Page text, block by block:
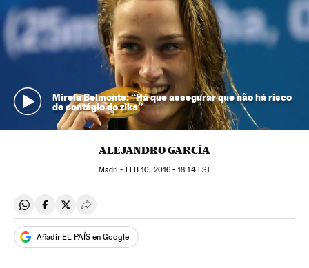
Mireia Belmonte: “Há que assegurar que não há risco
de contágio do zika”
ALEJANDRO GARCÍA
Madri - FEB 10, 2016 - 18:14EST
Compartir en Whatsapp
Compartir en Facebook
Compartir en Twitter
Desplegar Redes Sociales
Añadir EL PAÍS en Google